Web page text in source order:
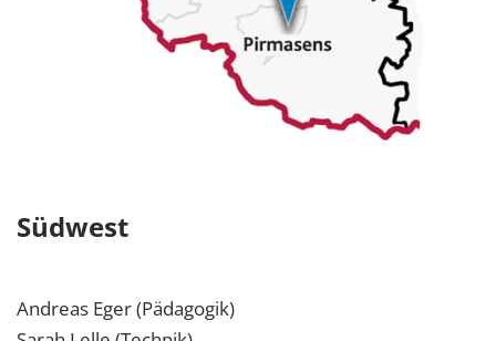
Südwest
Andreas Eger (Pädagogik)